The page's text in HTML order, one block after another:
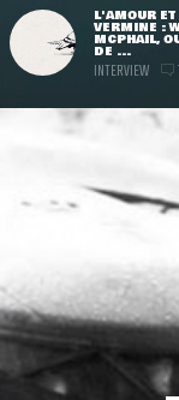
L'AMOUR ET
VERMINE :
MCPHAIL,
DE ...
INTERVIEW 1